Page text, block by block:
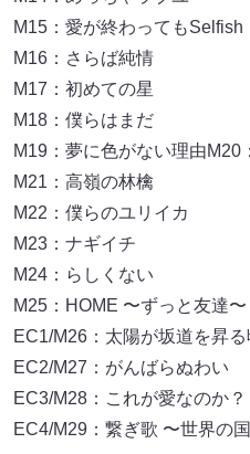
M15：愛が終わってもSelfish
M16：さらば純情
M17：初めての星
M18：僕らはまだ
M19：夢に色がない理由M20
M21：高嶺の林檎
M22：僕らのユリイカ
M23：ナギイチ
M24：らしくない
M25：HOME 〜ずっと友達〜
EC1/M26：太陽が坂道を昇る
EC2/M27：がんばらぬわい
EC3/M28：これが愛なのか？
EC4/M29：繋ぎ歌 〜世界の